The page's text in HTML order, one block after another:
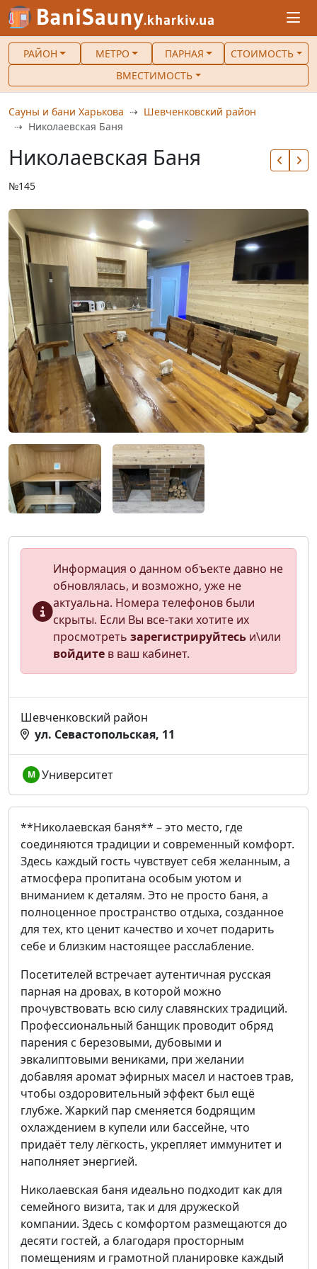
РАЙОН МЕТРО ПАРНАЯ
СТОИМОСТЬ
ВМЕСТИМОСТЬ
Сауны и бани Харькова
Шевченковский район
Николаевская Баня
Николаевская Баня
№145
Информация о данном объекте давно не
обновлялась, и возможно, уже не
актуальна. Номера телефонов были
скрыты. Если Вы все-таки хотите их
просмотреть зарегистрируйтесь и\или
войдите в ваш кабинет.
Шевченковский район
ул. Севастопольская, 11
М Университет
**Николаевская баня** – это место, где
соединяются традиции и современный комфорт.
Здесь каждый гость чувствует себя желанным, а
атмосфера пропитана особым уютом и
вниманием к деталям. Это не просто баня, а
полноценное пространство отдыха, созданное
для тех, кто ценит качество и хочет подарить
себе и близким настоящее расслабление.
Посетителей встречает аутентичная русская
парная на дровах, в которой можно
прочувствовать всю силу славянских традиций.
Профессиональный банщик проводит обряд
парения с березовыми, дубовыми и
эвкалиптовыми вениками, при желании
добавляя аромат эфирных масел и настоев трав,
чтобы оздоровительный эффект был ещё
глубже. Жаркий пар сменяется бодрящим
охлаждением в купели или бассейне, что
придаёт телу лёгкость, укрепляет иммунитет и
наполняет энергией.
Николаевская баня идеально подходит как для
семейного визита, так и для дружеской
компании. Здесь с комфортом размещаются до
десяти гостей, а благодаря просторным
помещениям и грамотной планировке каждый